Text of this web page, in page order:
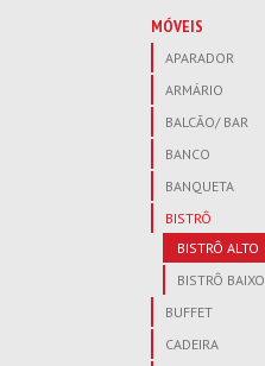
MÓVEIS
APARADOR
ARMÁRIO
BALCÃO/ BAR
BANCO
BANQUETA
BISTRÔ
BISTRÔ ALTO
BISTRÔ BAIXO
BUFFET
CADEIRA